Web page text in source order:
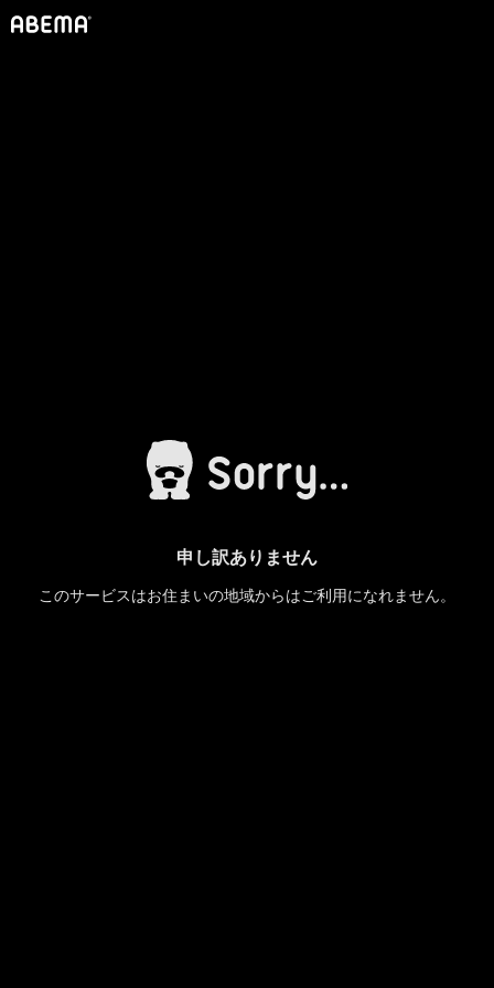
申し訳ありません
このサービスはお住まいの地域からはご利用になれません。